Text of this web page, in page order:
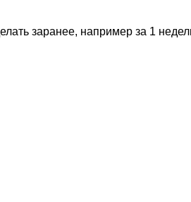
заранее, например за 1